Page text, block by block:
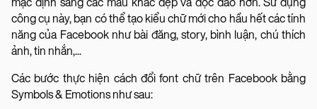
mặc định sang các mẫu khác đẹp và độc đáo hơn. Sử dụng
công cụ này, bạn có thể tạo kiểu chữ mới cho hầu hết các tính
năng của Facebook như bài đăng, story, bình luận, chú thích
ảnh, tin nhắn,...
Các bước thực hiện cách đổi font chữ trên Facebook bằng
Symbols & Emotions như sau: